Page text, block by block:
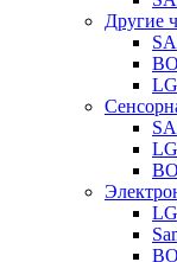
Другие
LG
LG
LG